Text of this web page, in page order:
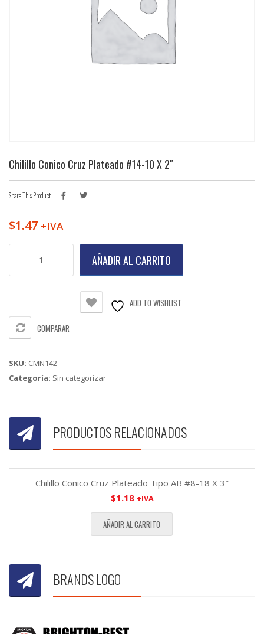
Chilillo Conico Cruz Plateado #14-10 X 2″
Share This Product
$1.47 +IVA
X
AÑADIR AL CARRITO
ADD TO WISHLIST
COMPARAR
SKU: CMN142
Categoría: Sin categorizar
PRODUCTOS RELACIONADOS
Chilillo Conico Cruz Plateado Tipo AB #8-18 X 3″
$1.18 +IVA
AÑADIR AL CARRITO
BRANDS LOGO